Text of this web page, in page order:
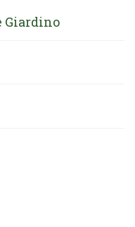
Giardino